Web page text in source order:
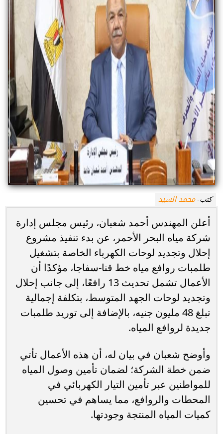
كتب-محمد السيد
أعلن المهندس أحمد شعبان، رئيس مجلس إدارة
شركة مياه البحر الأحمر، عن بدء تنفيذ مشروع
إحلال وتجديد لوحات الكهرباء الخاصة بتشغيل
طلمبات روافع مياه خط قنا-سفاجا، مؤكدًا أن
الأعمال تشمل تحديث 13 رافعًا، إلى جانب إحلال
وتجديد لوحات الجهد المتوسط، بتكلفة إجمالية
تبلغ 48 مليون جنيه، بالإضافة إلى توريد طلمبات
جديدة لروافع المياه.
وأوضح شعبان في بيان له، أن هذه الأعمال تأتي
ضمن خطة الشركة؛ لضمان تأمين وصول المياه
للمواطنين عبر تأمين التيار الكهربائي في
المحطات والروافع، مما يساهم في تحسين
كميات المياه المنتجة وجودتها.